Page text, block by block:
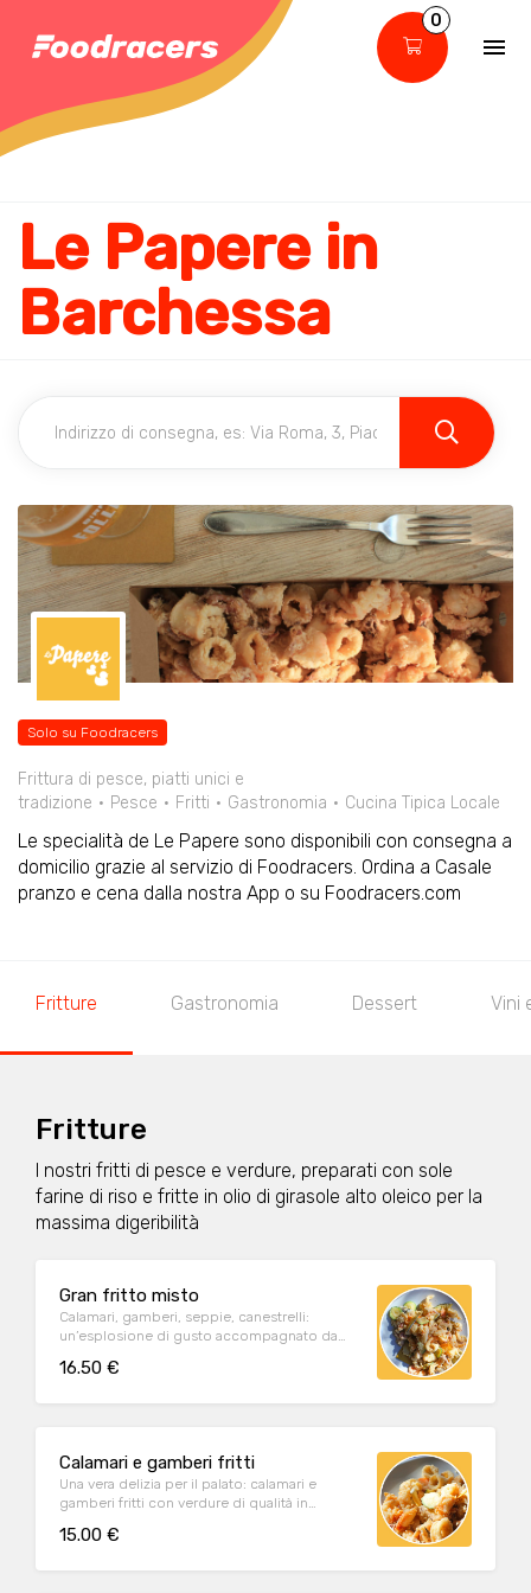
0
Le Papere in
Barchessa
Solo su Foodracers
Frittura di pesce, piatti unici e
tradizione
Pesce Fritti Gastronomia Cucina Tipica Locale
Le specialità de Le Papere sono disponibili con consegna a
domicilio grazie al servizio di Foodracers. Ordina a Casale
pranzo e cena dalla nostra App o su Foodracers.com
Fritture Gastronomia Dessert Vini
Fritture
I nostri fritti di pesce e verdure, preparati con sole
farine di riso e fritte in olio di girasole alto oleico per la
massima digeribilità
Gran fritto misto
Calamari, gamberi, seppie, canestrelli:
un’esplosione di gusto accompagnato da
16.50 €
Calamari e gamberi fritti
Una vera delizia per il palato: calamari e
gamberi fritti con verdure di qualità in
15.00 €